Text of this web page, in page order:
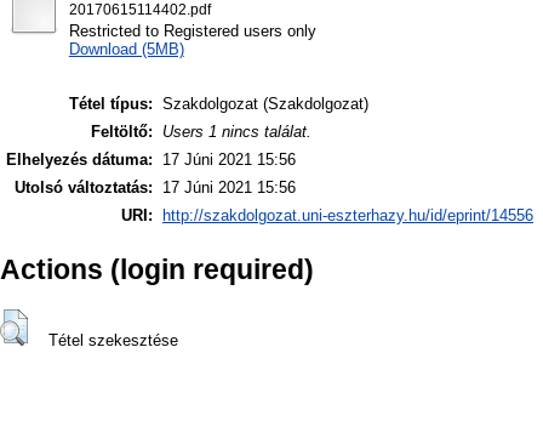
20170615114402.pdf
Restricted to Registered users only
Download (5MB)
Tétel típus: Szakdolgozat (Szakdolgozat)
Feltöltő:
Users 1 nincs találat.
Elhelyezés dátuma:
17 Júni 2021 15:56
Utolsó változtatás:
17 Júni 2021 15:56
URI:
http://szakdolgozat.uni-eszterhazy.hu/id/eprint/14556
Actions (login required)
Tétel szekesztése